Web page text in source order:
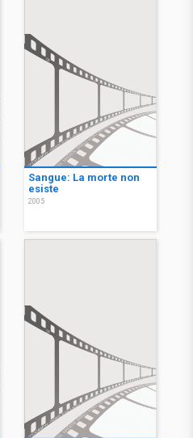
Sangue: La morte non
esiste
2005